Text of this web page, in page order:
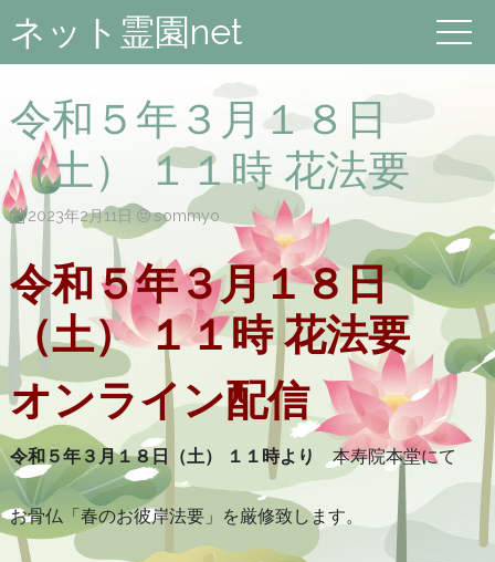
ネット霊園net
令和５年３月１８日
（土） １１時 花法要
2023年2月11日 sommyo
令和５年３月１８日
（土） １１時 花法要
オンライン配信
令和５年３月１８日（土） １１時より 本寿院本堂にて
お骨仏「春のお彼岸法要」を厳修致します。